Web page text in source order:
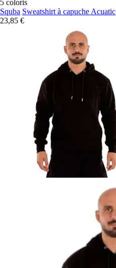
5 coloris
Squba Sweatshirt à capuche Acuatic
23,85 €